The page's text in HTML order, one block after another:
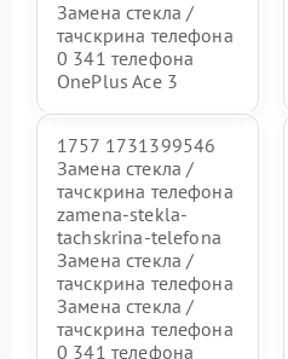
Замена стекла /
тачскрина телефона
0 341 телефона
OnePlus Ace 3
1757 1731399546
Замена стекла /
тачскрина телефона
zamena-stekla-
tachskrina-telefona
Замена стекла /
тачскрина телефона
Замена стекла /
тачскрина телефона
0 341 телефона